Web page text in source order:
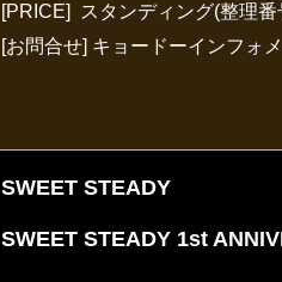
[PRICE] スタンディング(整理
[お問合せ] キョードーインフォ
SWEET STEADY
SWEET STEADY 1st